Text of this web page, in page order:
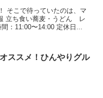
そこで待っていたのは、マ
立ち食い蕎麦・うどん レ
：11:00〜14:00 定休日...
ススメ！ひんやりグル